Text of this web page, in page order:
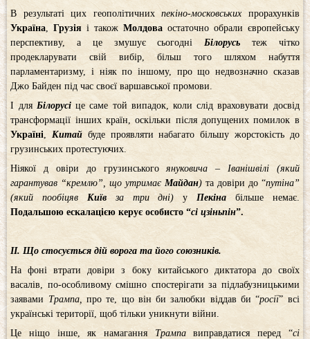
В результаті цих геополітичнихпекіно-московських прорахунків
Україна ,Грузія і також Молдоваостаточно обрали європейську
перспективу, а це змушує сьогодні Білорусь теж чітко
продекларувати свій вибір, більш того шляхом набуття
парламентаризму, і ніяк по іншому, про що недвозначно сказав
Джо Байден під час своєї варшавської промови.
І для Білорусіце саме той випадок, коли слід враховувати досвід
трансформації інших країн, оскільки після допущених помилок в
Україні
Китай буде проявляти набагато більшу жорстокість до
грузинських протестуючих.
Ніякої д овіри до грузинськогоянуковича – Іванішвілі
(який
гарантував “кремлю”, що утримає Майдан) та довіри до “путіна”
(який пообіцяв Київ за три дні) у Пекінабільше немає.
Подальшою ескалацією керує особисто “сі цзіньпін”.
ІІ. Що стосується дій ворога та його союзників.
На фоні втрати довіри з боку китайського диктатора до своїх
васалів, по-особливому смішно спостерігати за підлабузницькими
заявами Трампа,про те, що він би залюбки віддав би “росії” всі
українські території, щоб тільки уникнути війни.
Це ніщо інше, як намагання Трампавиправдатися перед “сі